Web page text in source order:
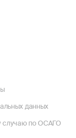
данных
случаю по ОСАГО